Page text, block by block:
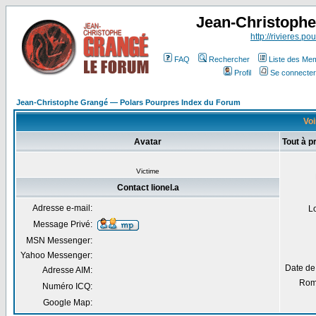
Jean-
http://
FAQ Rechercher
Liste des
Profil
Se
Jean-Christophe Grangé — Polars Pourpres Index du Forum
Avatar Tout à
Victime
Date
Contact lionel.a
Adresse e-mail:
Message Privé:
MSN Messenger:
Yahoo Messenger:
Adresse AIM:
Numéro ICQ:
Google Map: